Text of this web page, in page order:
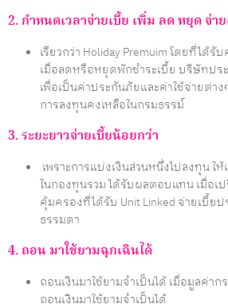
2. กำหนดเวลาจ่ายเบี้ย เพิ่ม ลด หยุด จ่าย
เรียวกว่า Holiday Premuim โดยที่ได้
เมื่อลดหรือหยุดพักชำระเบี้ย บริษัทปร
เพื่อเป็นค่าประกันภัยและค่าใช้จ่ายต่า
การลงทุนคงเหลือในกรมธรรม์
3. ระยะยาวจ่ายเบี้ยน้อยกว่า
เพราะการแบ่งเงินส่วนหนึ่งไปลงทุน ใ
ในกองทุนรวม ได้รับผลตอบแทน เมื่อเ
คุ้มครองที่ได้รับ Unit Linked จ่ายเบี้ย
ธรรมดา
4. ถอน มาใช้ยามฉุกเฉินได้
ถอนเงินมาใช้ยามจำเป็นได้ เมื่อมูลค่า
ถอนเงินมาใช้ยามจำเป็นได้